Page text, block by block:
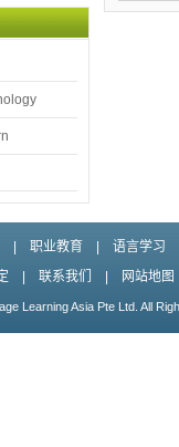
职业教育 语言学习
联系我们 网站地图
Learning Asia Pte Ltd. All